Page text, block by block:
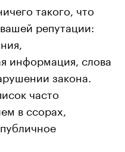
такого, что
репутации:
информация, слова
закона.
часто
в ссорах,